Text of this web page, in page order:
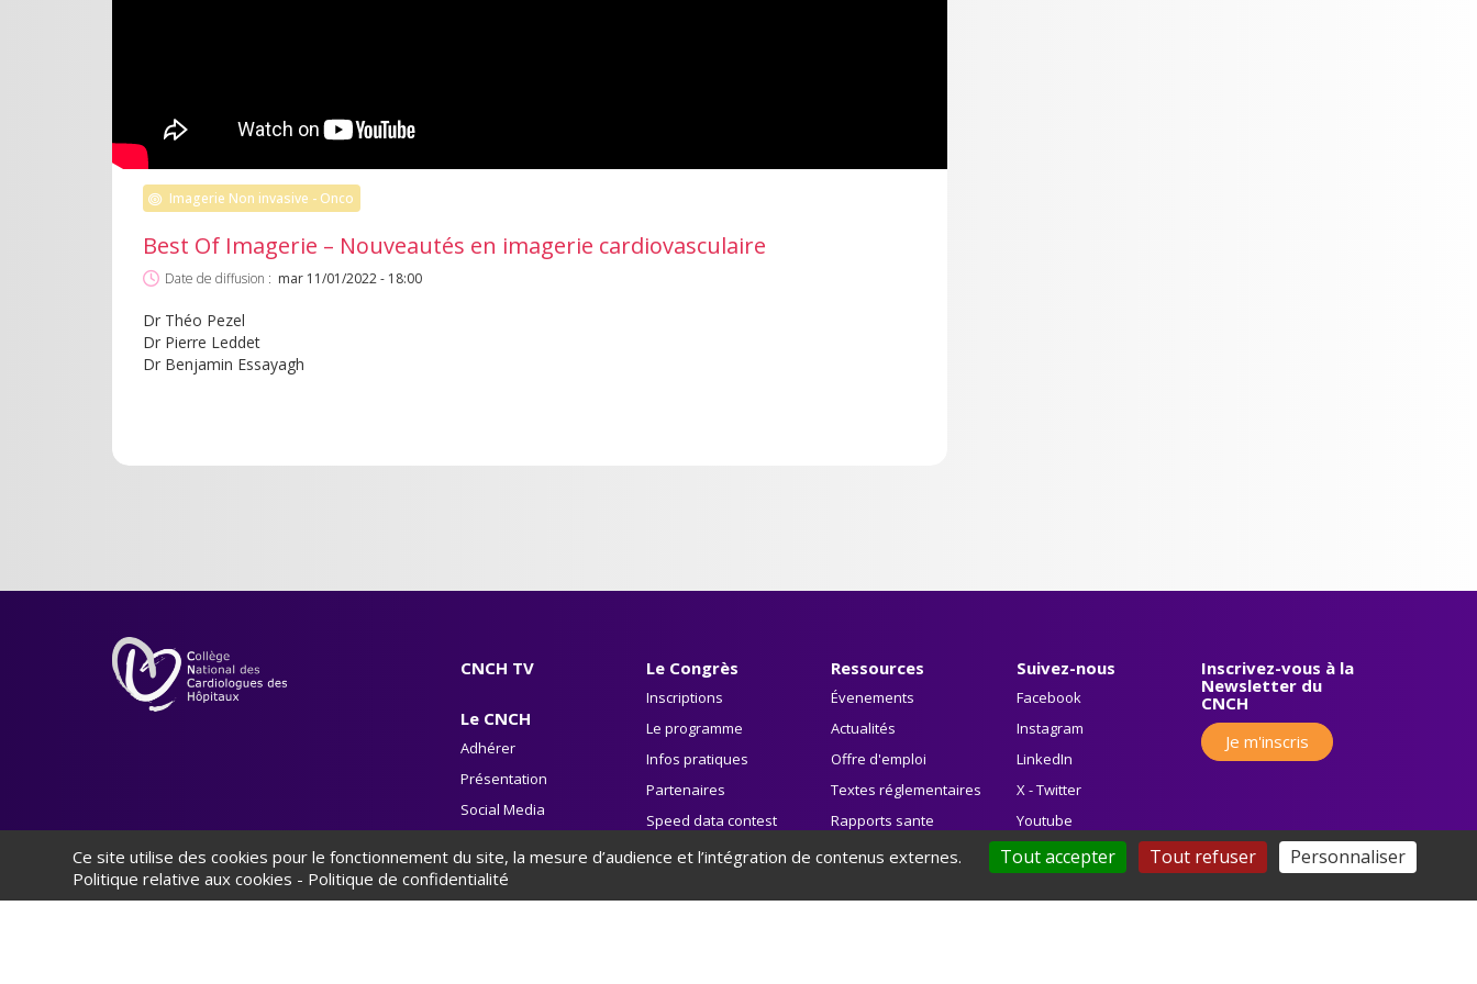
Imagerie Non invasive - Onco
Best Of Imagerie – Nouveautés en imagerie cardiovasculaire
Date de diffusion : mar 11/01/2022 - 18:00
Dr Théo Pezel
Dr Pierre Leddet
Dr Benjamin Essayagh
CNCH TV
Le CNCH
Adhérer
Présentation
Social Media
Le Congrès
Inscriptions
Le programme
Infos pratiques
Partenaires
Speed data contest
Ressources
Évenements
Actualités
Offre d'emploi
Textes réglementaires
Rapports sante
Suivez-nous
Facebook
Instagram
LinkedIn
X - Twitter
Youtube
Inscrivez-vous à la
Newsletter du
CNCH
Je m'inscris
Ce site utilise des cookies pour le fonctionnement du site, la mesure d’audience et l’intégration de contenus externes.
Politique relative aux cookies - Politique de confidentialité
Tout accepter Tout refuser Personnaliser